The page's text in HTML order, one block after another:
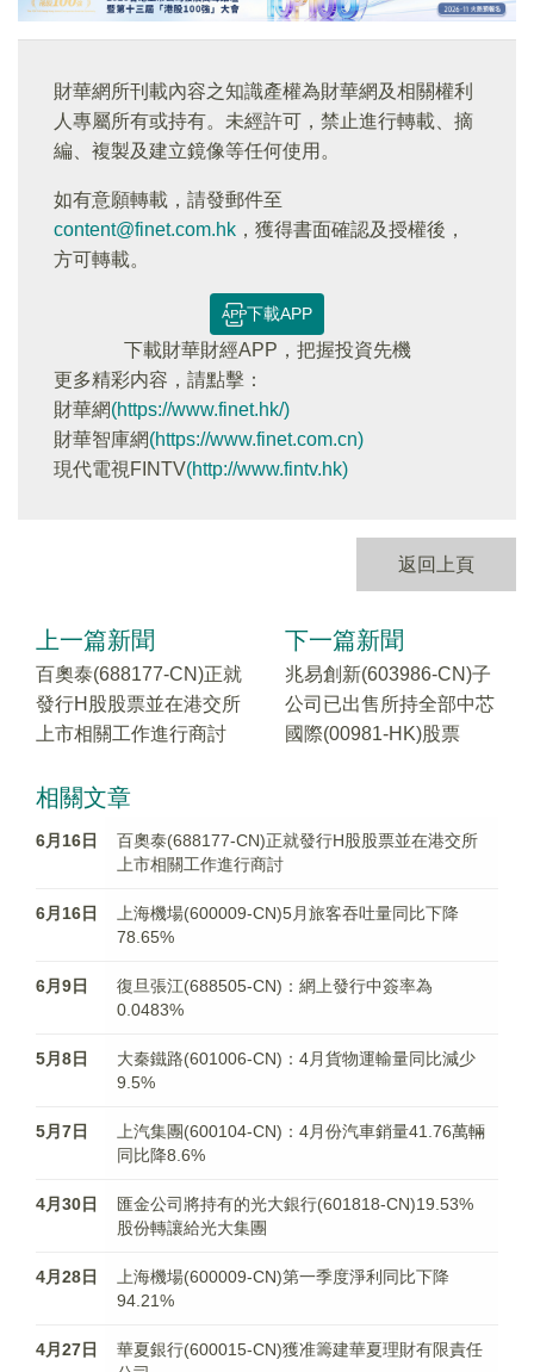
財華網所刊載內容之知識產權為財華網及相關權利
人專屬所有或持有。未經許可，禁止進行轉載、摘
編、複製及建立鏡像等任何使用。
如有意願轉載，請發郵件至
content@finet.com.hk ，獲得書面確認及授權後，
方可轉載。
下載APP
下載財華財經APP，把握投資先機
更多精彩内容，請點擊：
財華網(https://www.finet.hk/)
財華智庫網(https://www.finet.com.cn)
現代電視FINTV(http://www.fintv.hk)
返回上頁
上一篇新聞
百奧泰(688177-CN)正就
發行H股股票並在港交所
上市相關工作進行商討
下一篇新聞
兆易創新(603986-CN)子
公司已出售所持全部中芯
國際(00981-HK)股票
相關文章
6月16日
百奧泰(688177-CN)正就發行H股股票並在港交所
上市相關工作進行商討
6月16日
上海機場(600009-CN)5月旅客吞吐量同比下降
78.65%
6月9日
復旦張江(688505-CN)：網上發行中簽率為
0.0483%
5月8日
大秦鐵路(601006-CN)：4月貨物運輸量同比減少
9.5%
5月7日
上汽集團(600104-CN)：4月份汽車銷量41.76萬輛
同比降8.6%
4月30日
匯金公司將持有的光大銀行(601818-CN)19.53%
股份轉讓給光大集團
4月28日
上海機場(600009-CN)第一季度淨利同比下降
94.21%
4月27日
華夏銀行(600015-CN)獲准籌建華夏理財有限責任